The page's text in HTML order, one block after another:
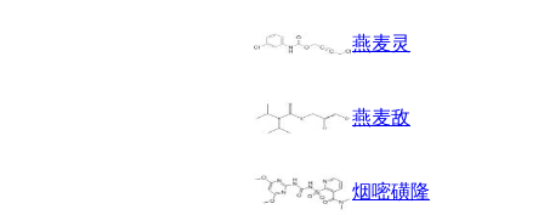
燕麦灵
燕麦敌
烟嘧磺隆